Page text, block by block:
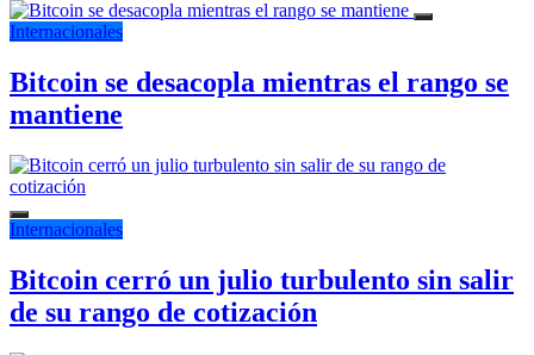
Internacionales
Bitcoin se desacopla mientras el rango se
mantiene
Internacionales
Bitcoin cerró un julio turbulento sin salir
de su rango de cotización